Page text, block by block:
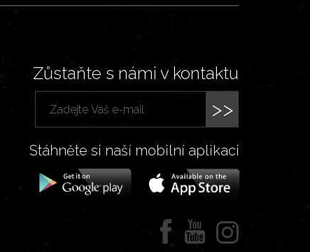
Zůstaňte s námi v kontaktu
>>
Stáhněte si naší mobilní aplikaci